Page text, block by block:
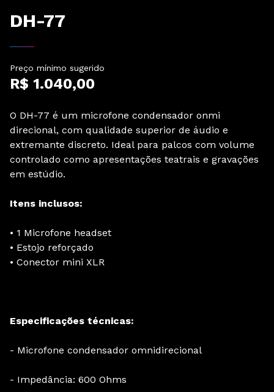
DH-77
Preço mínimo sugerido
R$ 1.040,00
O DH-77 é um microfone condensador onmi
direcional, com qualidade superior de áudio e
extremante discreto. Ideal para palcos com volume
controlado como apresentações teatrais e gravações
em estúdio.
Itens inclusos:
• 1 Microfone headset
• Estojo reforçado
• Conector mini XLR
Especificações técnicas:
- Microfone condensador omnidirecional
- Impedância: 600 Ohms